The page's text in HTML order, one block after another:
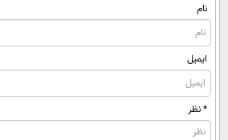
نام
ایمیل
* نظر